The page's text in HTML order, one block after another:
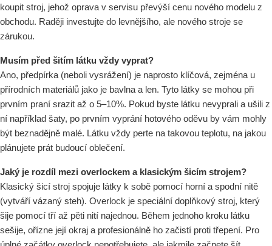
koupit stroj, jehož oprava v servisu převýší cenu nového modelu z
obchodu. Raději investujte do levnějšího, ale nového stroje se
zárukou.
Musím před šitím látku vždy vyprat?
Ano, předpírka (neboli vysrážení) je naprosto klíčová, zejména u
přírodních materiálů jako je bavlna a len. Tyto látky se mohou při
prvním praní srazit až o 5–10%. Pokud byste látku nevyprali a ušili z
ní například šaty, po prvním vyprání hotového oděvu by vám mohly
být beznadějně malé. Látku vždy perte na takovou teplotu, na jakou
plánujete prát budoucí oblečení.
Jaký je rozdíl mezi overlockem a klasickým šicím strojem?
Klasický šicí stroj spojuje látky k sobě pomocí horní a spodní nitě
(vytváří vázaný steh). Overlock je speciální doplňkový stroj, který
šije pomocí tří až pěti nití najednou. Během jednoho kroku látku
sešije, ořízne její okraj a profesionálně ho začistí proti třepení. Pro